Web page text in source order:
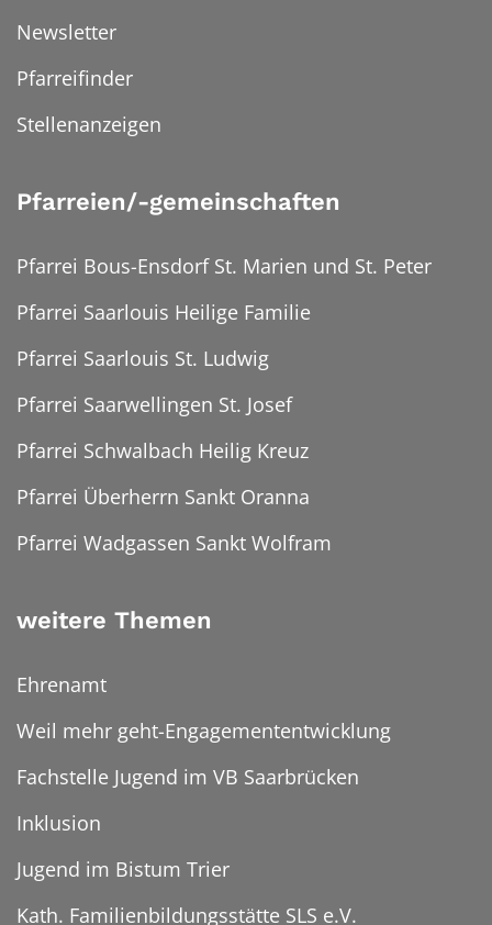
Newsletter
Pfarreifinder
Stellenanzeigen
Pfarreien/-gemeinschaften
Pfarrei Bous-Ensdorf St. Marien und St. Peter
Pfarrei Saarlouis Heilige Familie
Pfarrei Saarlouis St. Ludwig
Pfarrei Saarwellingen St. Josef
Pfarrei Schwalbach Heilig Kreuz
Pfarrei Überherrn Sankt Oranna
Pfarrei Wadgassen Sankt Wolfram
weitere Themen
Ehrenamt
Weil mehr geht-Engagemententwicklung
Fachstelle Jugend im VB Saarbrücken
Inklusion
Jugend im Bistum Trier
Kath. Familienbildungsstätte SLS e.V.